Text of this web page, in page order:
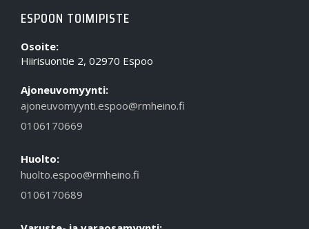
ESPOON TOIMIPISTE
Osoite:
Hiirisuontie 2, 02970 Espoo
Ajoneuvomyynti:
ajoneuvomyynti.espoo@rmheino.fi
0106170669
Huolto:
huolto.espoo@rmheino.fi
0106170689